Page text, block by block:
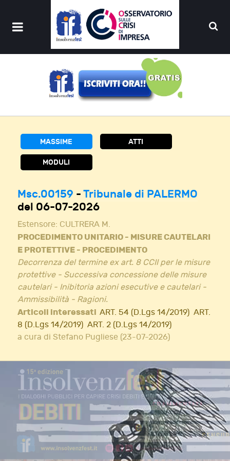
MASSIME ATTI
MODULI
Msc.00159 - Tribunale di PALERMO
del 06-07-2026
Estensore: CULTRERA M.
PROCEDIMENTO UNITARIO - MISURE CAUTELARI
E PROTETTIVE - PROCEDIMENTO
Decorrenza del termine ex art. 8 CCII per le misure
protettive - Successiva concessione delle misure
cautelari - Inibitoria azioni esecutive e cautelari -
Ammissibilità - Ragioni.
Articoli interessati ART. 54 (D.Lgs 14/2019) ART.
8 (D.Lgs 14/2019) ART. 2 (D.Lgs 14/2019)
a cura di Stefano Pugliese (23-07-2026)